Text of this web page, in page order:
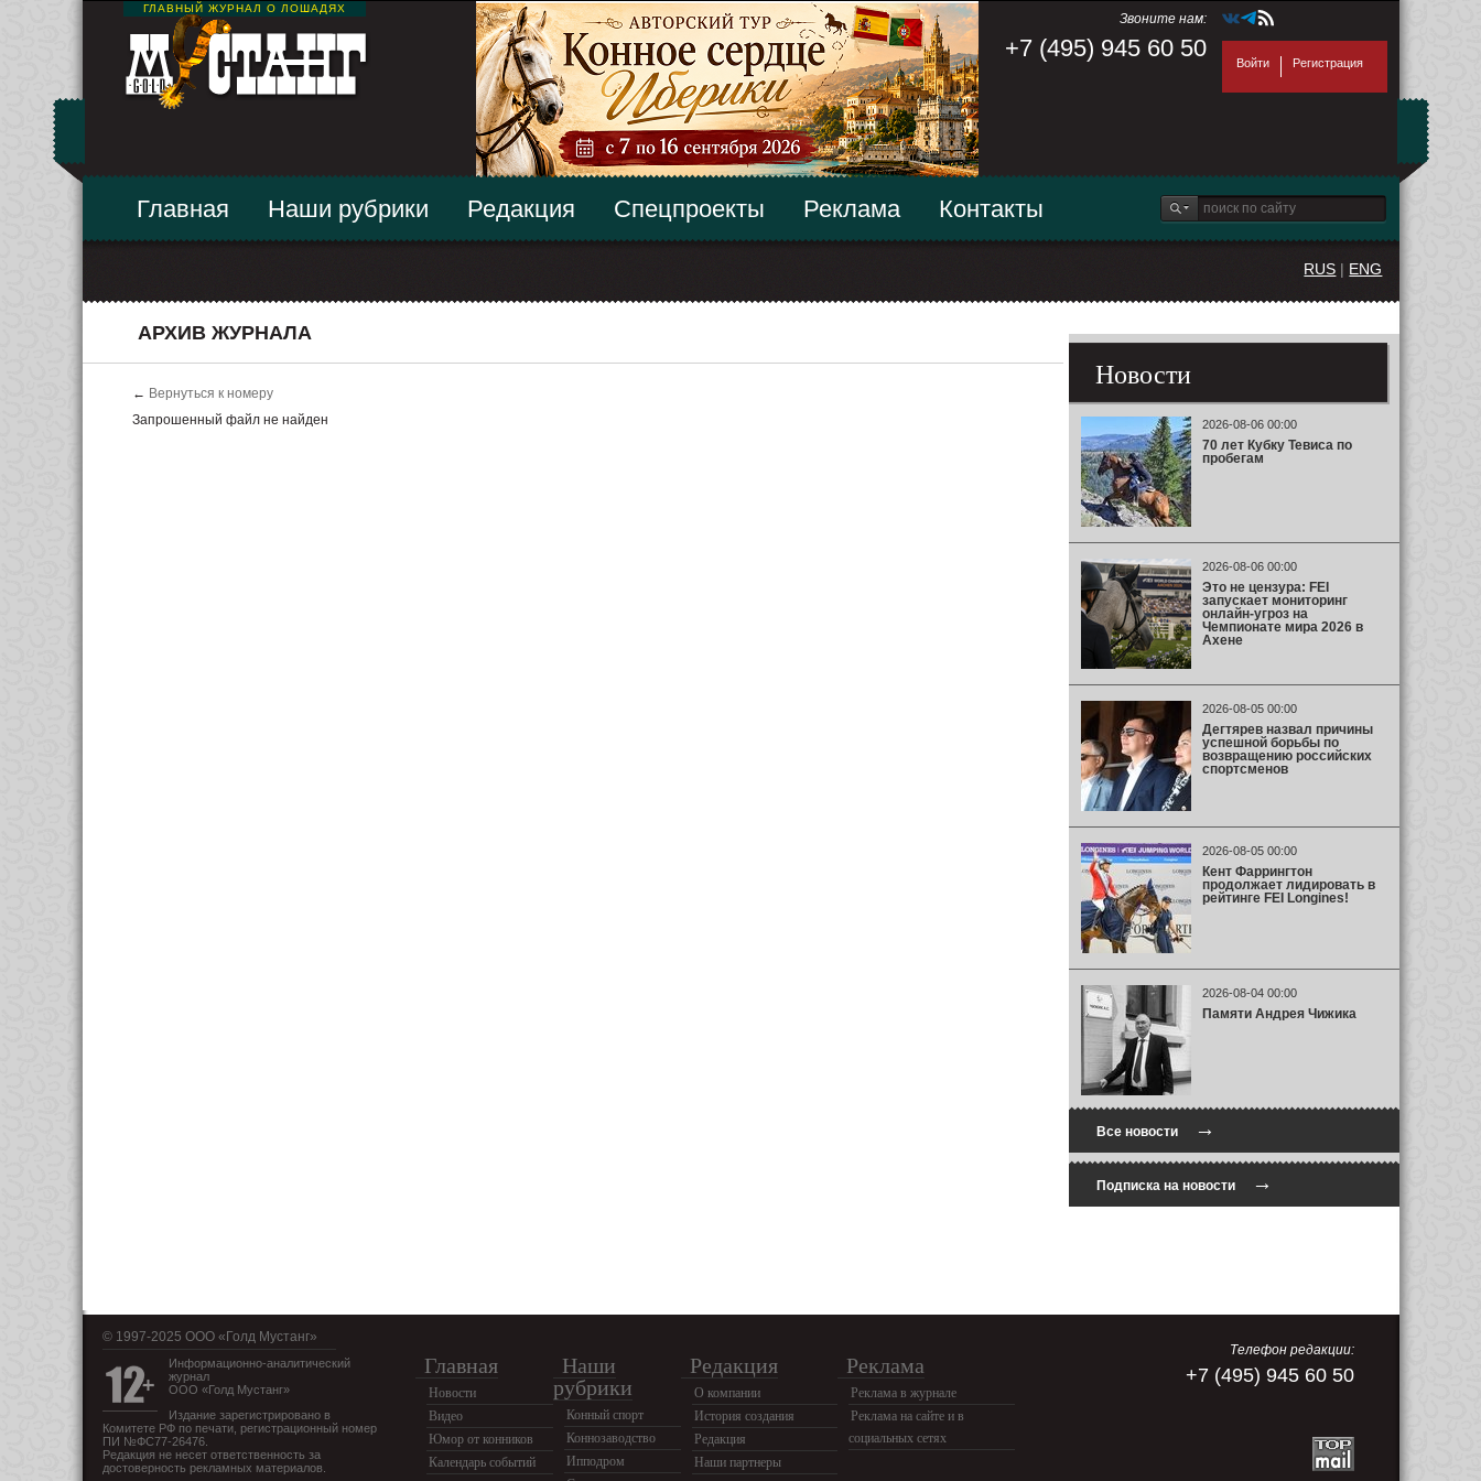
ГЛАВНЫЙ ЖУРНАЛ О ЛОШАДЯХ
Звоните нам:
+7 (495) 945 60 50
Войти Регистрация
Главная Наши рубрики Редакция Спецпроекты Реклама Контакты
RUS | ENG
АРХИВ ЖУРНАЛА
← Вернуться к номеру
Запрошенный файл не найден
Новости
2026-08-06 00:00
70 лет Кубку Тевиса по
пробегам
2026-08-06 00:00
Это не цензура: FEI
запускает мониторинг
онлайн-угроз на
Чемпионате мира 2026 в
Ахене
2026-08-05 00:00
Дегтярев назвал причины
успешной борьбы по
возвращению российских
спортсменов
2026-08-05 00:00
Кент Фаррингтон
продолжает лидировать в
рейтинге FEI Longines!
2026-08-04 00:00
Памяти Андрея Чижика
Все новости→
Подписка на новости→
© 1997-2025 OOO «Голд Мустанг»
Информационно-аналитический
журнал
ООО «Голд Мустанг»
Издание зарегистрировано в
Комитете РФ по печати, регистрационный номер
ПИ №ФС77-26476.
Редакция не несет ответственность за
достоверность рекламных материалов.
Главная
Новости
Видео
Юмор от конников
Календарь событий
Наши
рубрики
Конный спорт
Коннозаводство
Ипподром
Редакция
О компании
История создания
Редакция
Наши партнеры
Реклама
Реклама в журнале
Реклама на сайте и в
социальных сетях
Телефон редакции:
+7 (495) 945 60 50